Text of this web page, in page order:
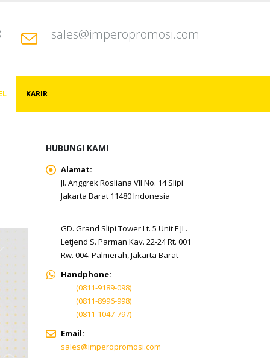
sales@imperopromosi.com
KARIR
HUBUNGI KAMI
Alamat:
Jl. Anggrek Rosliana VII No. 14 Slipi
Jakarta Barat 11480 Indonesia
GD. Grand Slipi Tower Lt. 5 Unit F JL.
Letjend S. Parman Kav. 22-24 Rt. 001
Rw. 004. Palmerah, Jakarta Barat
Handphone:
(0811-9189-098)
(0811-8996-998)
(0811-1047-797)
Email:
sales@imperopromosi.com